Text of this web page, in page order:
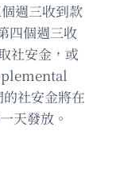
週三收到款
四個週三收
社安金，或
社安金將在
天發放。